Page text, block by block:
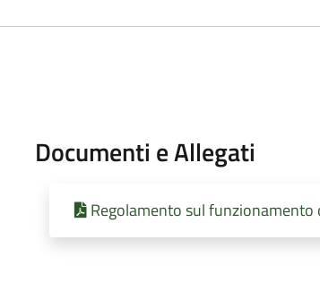
Documenti e Allegati
Regolamento sul